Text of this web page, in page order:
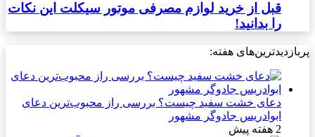
قبل از خرید لوازم مصرفی موتور سیکلت این نکات
را بدانید!
پربازدیدترین‌های هفته:
دعای خشت سفید چیست؟ بررسی راز محبوب‌ترین دعای
ابوادریس جادوگر مشهور
2 هفته پیش